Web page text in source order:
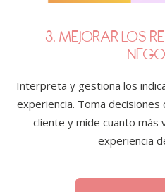
3. MEJORAR LOS
Interpreta y gestiona los
experiencia. Toma
cliente y mide cuanto más
experiencia